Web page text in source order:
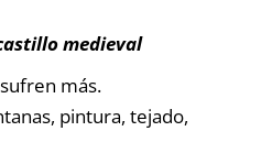
medieval
más.
pintura, tejado,